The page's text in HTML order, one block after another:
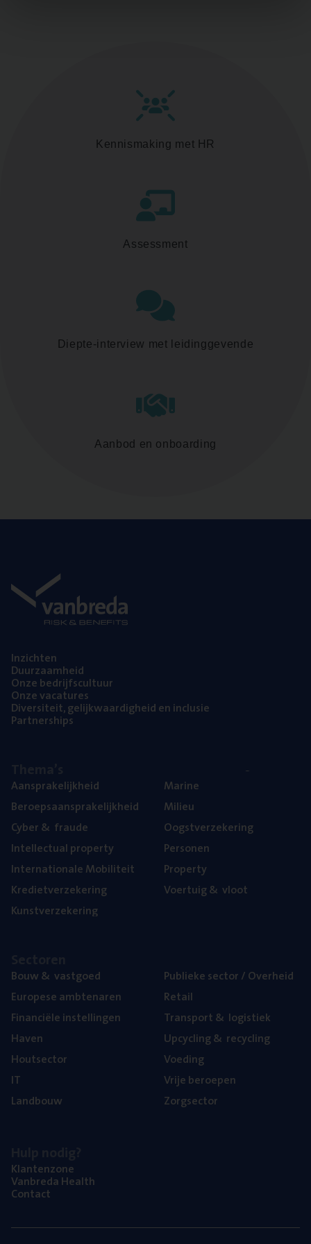
Kennismaking met HR
Assessment
Diepte-interview met leidinggevende
Aanbod en onboarding
Inzich­ten
Duur­zaam­heid
Onze bedrijfs­cul­tuur
Onze vaca­tu­res
Diver­si­teit, gelijk­waar­dig­heid en inclusie
Part­ner­ships
Aan­spra­ke­lijk­heid
Beroeps­aan­spra­ke­lijk­heid
Cyber& fraude
Intel­lec­tu­al property
Inter­na­ti­o­na­le Mobiliteit
Kre­diet­ver­ze­ke­ring
Kunst­ver­ze­ke­ring
Mari­ne
Mili­eu
Oogst­ver­ze­ke­ring
Per­so­nen
Pro­per­ty
Voer­tuig& vloot
Bouw& vastgoed
Euro­pe­se ambtenaren
Finan­ci­ë­le instellingen
Haven
Hout­sec­tor
IT
Land­bouw
Publie­ke sec­tor / Overheid
Retail
Trans­port& logistiek
Upcy­cling& recycling
Voe­ding
Vrije beroe­pen
Zorg­sec­tor
Klan­ten­zo­ne
Van­b­re­da Health
Con­tact